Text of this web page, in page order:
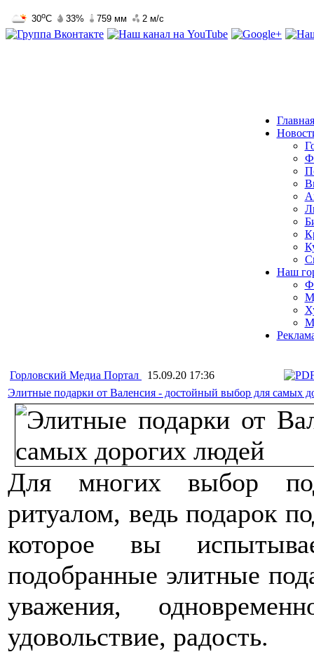
Главная
Наш
Горловский Медиа Портал
15.09.20 17:36
Элитные подарки от Валенсия - достойный выбор для самых
Для многих выбор
ритуалом, ведь подарок
которое вы
подобранные элитные
уважения,
удовольствие, радость.